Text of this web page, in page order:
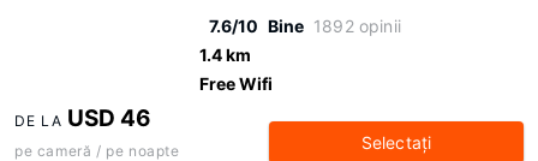
7.6/10 Bine 1892 opinii
1.4 km
Free Wifi
DE LA USD 46
pe cameră / pe noapte Selectaţi